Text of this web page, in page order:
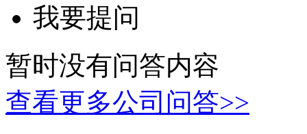
我要提问
暂时没有问答内容
查看更多公司问答>>